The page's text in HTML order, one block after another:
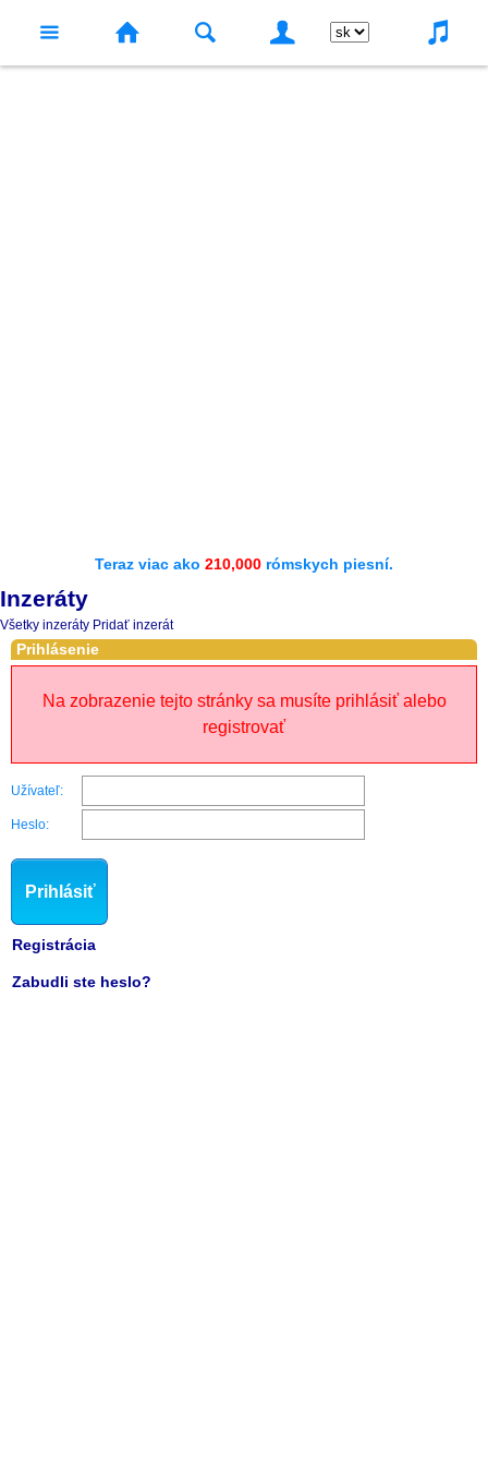
Teraz viac ako 210,000 rómskych piesní.
Inzeráty
Všetky inzeráty Pridať inzerát
Prihlásenie
Na zobrazenie tejto stránky sa musíte prihlásiť alebo
registrovať
Užívateľ:
Heslo:
Prihlásiť
Registrácia
Zabudli ste heslo?